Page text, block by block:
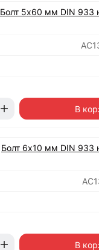
Болт 5х60 мм DIN 933
В
Болт 6х10 мм DIN
В